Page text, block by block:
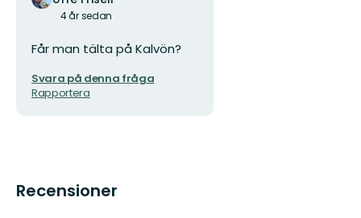
4 år sedan
Får man tälta på Kalvön?
Svara på denna fråga
Rapportera
Recensioner